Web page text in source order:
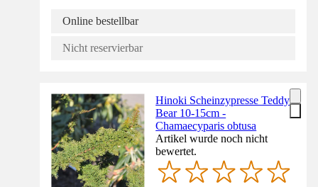
Online bestellbar
Nicht reservierbar
Hinoki Scheinzypresse Teddy
Bear 10-15cm -
Chamaecyparis obtusa
Artikel wurde noch nicht
bewertet.